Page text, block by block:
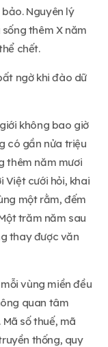
Nguyên lý
thêm X năm
chết.
ngờ khi đào dữ
không bao giờ
có gần nửa triệu
thêm năm mươi
Việt cưới hỏi, khai
một rằm, đếm
trăm năm sau
thay được văn
vùng miền đều
quan tâm
số thuế, mã
thống, quy